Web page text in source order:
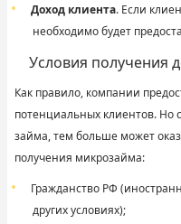
Доход клиента. Если
необходимо будет
Условия получения
Как правило, компании
потенциальных клиентов. Но
займа, тем больше может
получения микрозайма:
Гражданство РФ
других условиях);